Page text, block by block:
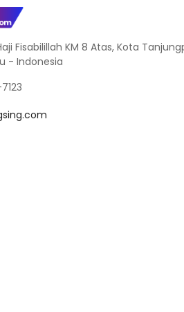
Fisabilillah KM 8 Atas, Kota
- Indonesia